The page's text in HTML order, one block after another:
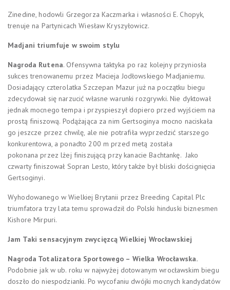
Zinedine, hodowli Grzegorza Kaczmarka i własności E. Chopyk,
trenuje na Partynicach Wiesław Kryszyłowicz.
Madjani triumfuje w swoim stylu
Nagroda Rutena. Ofensywna taktyka po raz kolejny przyniosła
sukces trenowanemu przez Macieja Jodłowskiego Madjaniemu.
Dosiadający czterolatka Szczepan Mazur już na początku biegu
zdecydował się narzucić własne warunki rozgrywki. Nie dyktował
jednak mocnego tempa i przyspieszył dopiero przed wyjściem na
prostą finiszową. Podążająca za nim Gertsoginya mocno naciskała
go jeszcze przez chwilę, ale nie potrafiła wyprzedzić starszego
konkurentowa, a ponadto 200 m przed metą została
pokonana przez lżej finiszującą przy kanacie Bachtankę. Jako
czwarty finiszował Sopran Lesto, który także był bliski doścignięcia
Gertsoginyi.
Wyhodowanego w Wielkiej Brytanii przez Breeding Capital Plc
triumfatora trzy lata temu sprowadził do Polski hinduski biznesmen
Kishore Mirpuri.
Jam Taki sensacyjnym zwycięzcą Wielkiej Wrocławskiej
Nagroda Totalizatora Sportowego – Wielka Wrocławska.
Podobnie jak w ub. roku w najwyżej dotowanym wrocławskim biegu
doszło do niespodzianki. Po wycofaniu dwójki mocnych kandydatów